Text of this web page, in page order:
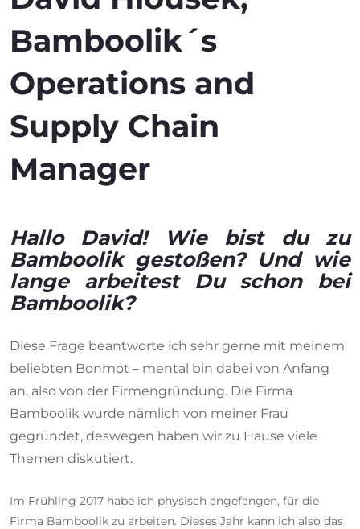
Bamboolik´s
Operations and
Supply Chain
Manager
Hallo David! Wie bist du zu
Bamboolik gestoßen? Und wie
lange arbeitest Du schon bei
Bamboolik?
Diese Frage beantworte ich sehr gerne mit meinem
beliebten Bonmot – mental bin dabei von Anfang
an, also von der Firmengründung. Die Firma
Bamboolik wurde nämlich von meiner Frau
gegründet, deswegen haben wir zu Hause viele
Themen diskutiert.
Im Frühling 2017 habe ich physisch angefangen, für die
Firma Bamboolik zu arbeiten. Dieses Jahr kann ich also das